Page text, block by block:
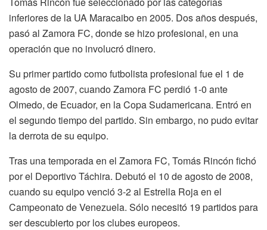
inferiores de la UA Maracaibo en 2005. Dos años después,
pasó al Zamora FC, donde se hizo profesional, en una
operación que no involucró dinero.
Su primer partido como futbolista profesional fue el 1 de
agosto de 2007, cuando Zamora FC perdió 1-0 ante
Olmedo, de Ecuador, en la Copa Sudamericana. Entró en
el segundo tiempo del partido. Sin embargo, no pudo evitar
la derrota de su equipo.
Tras una temporada en el Zamora FC, Tomás Rincón fichó
por el Deportivo Táchira. Debutó el 10 de agosto de 2008,
cuando su equipo venció 3-2 al Estrella Roja en el
Campeonato de Venezuela. Sólo necesitó 19 partidos para
ser descubierto por los clubes europeos.